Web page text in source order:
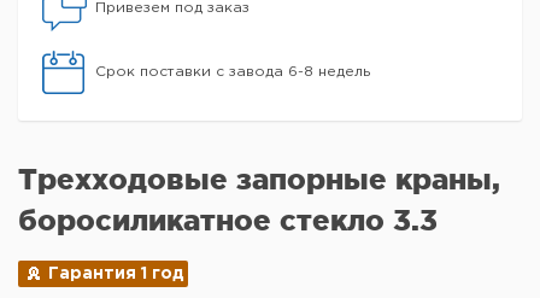
Привезем под заказ
Срок поставки с завода 6-8 недель
Трехходовые запорные краны,
боросиликатное стекло 3.3
Гарантия 1 год